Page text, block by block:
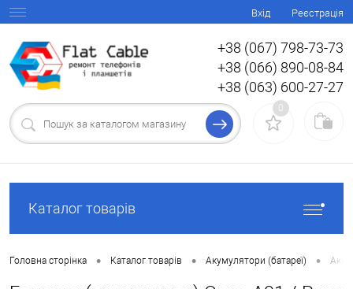
Вхід Реєстрація
+38 (067) 798-73-73
+38 (066) 890-08-84
+38 (063) 600-27-27
0
Каталог товарів
Головна сторінка • Каталог товарів • Акумулятори (батареї) •